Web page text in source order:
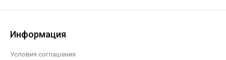
Информация
Условия соглашения